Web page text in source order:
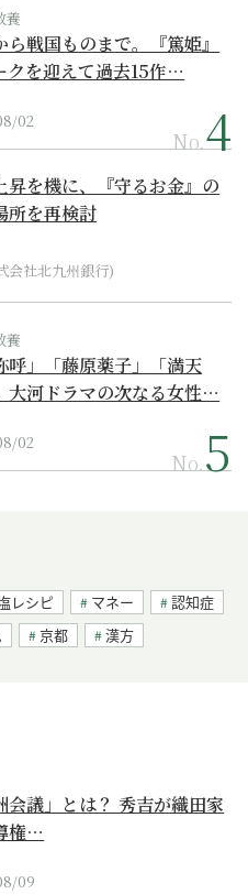
養
ら戦国ものまで。『篤姫』
クを迎えて過去15作…
02
No.
昇を機に、『守るお金』の
所を再検討
会社北九州銀行)
養
呼」「藤原薬子」「満天
大河ドラマの次なる女性…
02
No.
レシピ マネー
認知症
京都 漢方
会議」とは？ 秀吉が織田家
権…
09